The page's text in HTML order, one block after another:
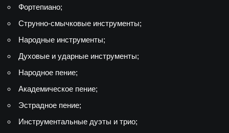
Фортепиано;
Струнно-смычковые инструменты;
Народные инструменты;
Духовые и ударные инструменты;
Народное пение;
Академическое пение;
Эстрадное пение;
Инструментальные дуэты и трио;